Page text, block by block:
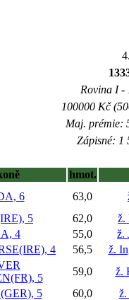
Rovina I -
100000 Kč
Maj. prémie:
Zápisné: 1
hmot.
6 63,0
5 62,0
ž.
4 55,0
ž.
4 56,5
ž.
5
59,0
ž.
5 60,0